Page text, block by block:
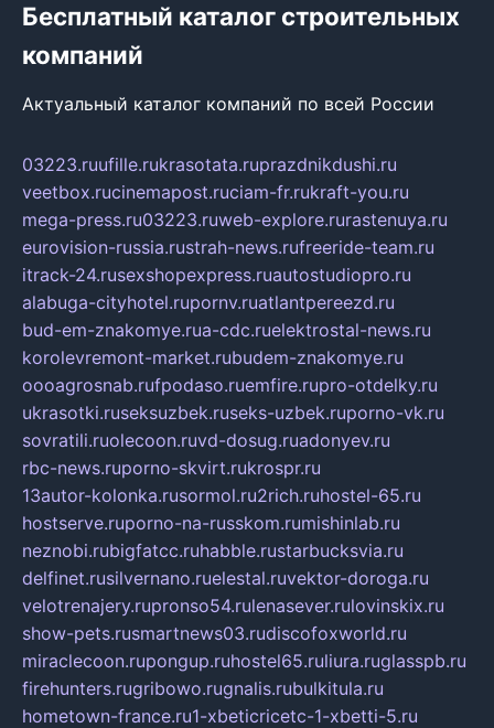
Бесплатный каталог строительных
компаний
Актуальный каталог компаний по всей России
03223.ruufille.rukrasotata.ruprazdnikdushi.ru
veetbox.rucinemapost.ruciam-fr.rukraft-you.ru
mega-press.ru03223.ruweb-explore.rurastenuya.ru
eurovision-russia.rustrah-news.rufreeride-team.ru
itrack-24.rusexshopexpress.ruautostudiopro.ru
alabuga-cityhotel.rupornv.ruatlantpereezd.ru
bud-em-znakomye.rua-cdc.ruelektrostal-news.ru
korolevremont-market.rubudem-znakomye.ru
oooagrosnab.rufpodaso.ruemfire.rupro-otdelky.ru
ukrasotki.ruseksuzbek.ruseks-uzbek.ruporno-vk.ru
sovratili.ruolecoon.ruvd-dosug.ruadonyev.ru
rbc-news.ruporno-skvirt.rukrospr.ru
13autor-kolonka.rusormol.ru2rich.ruhostel-65.ru
hostserve.ruporno-na-russkom.rumishinlab.ru
neznobi.rubigfatcc.ruhabble.rustarbucksvia.ru
delfinet.rusilvernano.ruelestal.ruvektor-doroga.ru
velotrenajery.rupronso54.rulenasever.rulovinskix.ru
show-pets.rusmartnews03.rudiscofoxworld.ru
miraclecoon.rupongup.ruhostel65.ruliura.ruglasspb.ru
firehunters.rugribowo.rugnalis.rubulkitula.ru
hometown-france.ru1-xbeticricetc-1-xbetti-5.ru